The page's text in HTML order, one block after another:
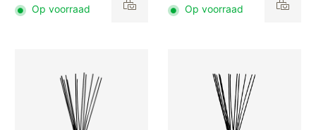
Op voorraad
Op voorraad